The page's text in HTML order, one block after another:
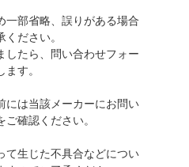
一部省略、誤りがある場合
ださい。
したら、問い合わせフォー
す。
には当該メーカーにお問い
確認ください。
て生じた不具合などについ